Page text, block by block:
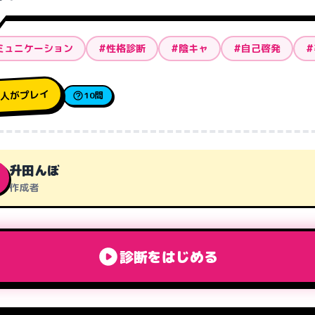
ニケーション #性格診断 #陰キャ #自己啓発 #
人がプレイ 10問
升田んぼ
作成者
診断をはじめる